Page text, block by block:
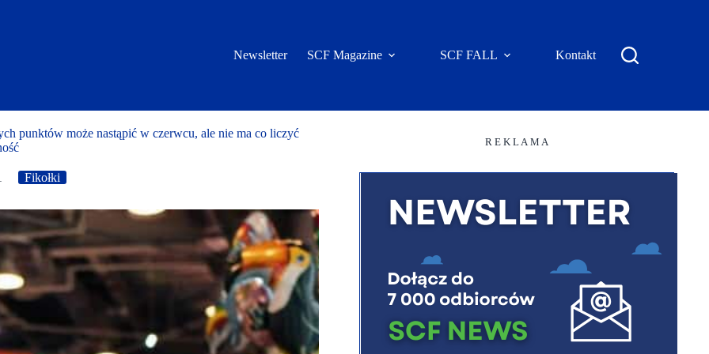
Newsletter SCF Magazine SCF FALL Kontakt
punktów może nastąpić w czerwcu, ale nie ma co liczyć
Fikołki
R E K L A M A